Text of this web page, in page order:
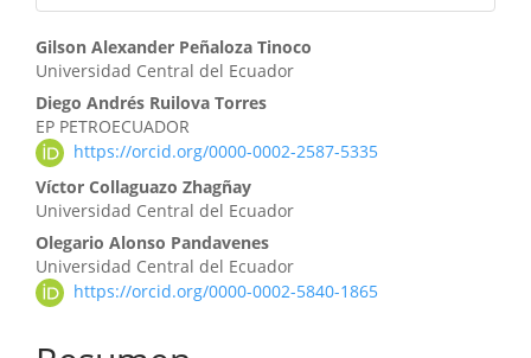
Contenido
principal
del
artículo
Gilson Alexander Peñaloza Tinoco
Universidad Central del Ecuador
Diego Andrés Ruilova Torres
EP PETROECUADOR
https://orcid.org/0000-0002-2587-5335
Víctor Collaguazo Zhagñay
Universidad Central del Ecuador
Olegario Alonso Pandavenes
Universidad Central del Ecuador
https://orcid.org/0000-0002-5840-1865